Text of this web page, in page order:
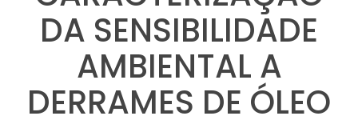
DA SENSIBILIDADE
AMBIENTAL A
DERRAMES DE ÓLEO